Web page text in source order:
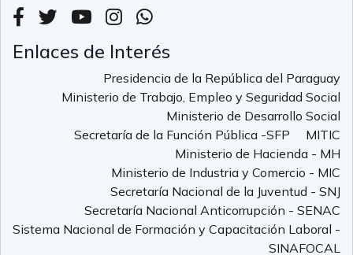
Enlaces de Interés
Presidencia de la República del Paraguay
Ministerio de Trabajo, Empleo y Seguridad Social
Ministerio de Desarrollo Social
Secretaría de la Función Pública -SFP
MITIC
Ministerio de Hacienda - MH
Ministerio de Industria y Comercio - MIC
Secretaría Nacional de la Juventud - SNJ
Secretaría Nacional Anticorrupción - SENAC
Sistema Nacional de Formación y Capacitación Laboral -
SINAFOCAL